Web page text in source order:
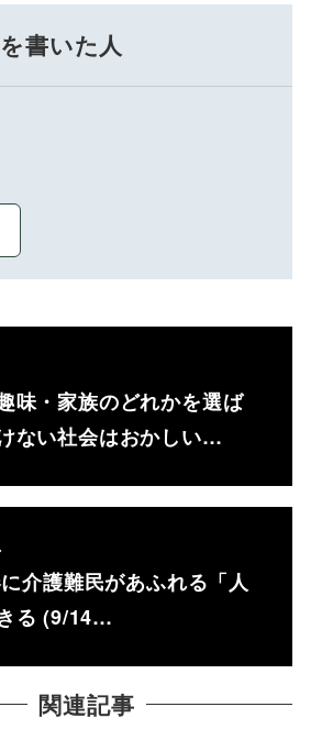
書いた人
味・家族のどれかを選ば
ない社会はおかしい…
介護難民があふれる「人
る (9/14…
関連記事